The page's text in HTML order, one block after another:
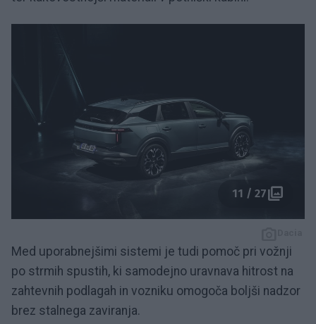
11 / 27
Med uporabnejšimi sistemi je tudi pomoč pri vožnji
po strmih spustih, ki samodejno uravnava hitrost na
zahtevnih podlagah in vozniku omogoča boljši nadzor
brez stalnega zaviranja.